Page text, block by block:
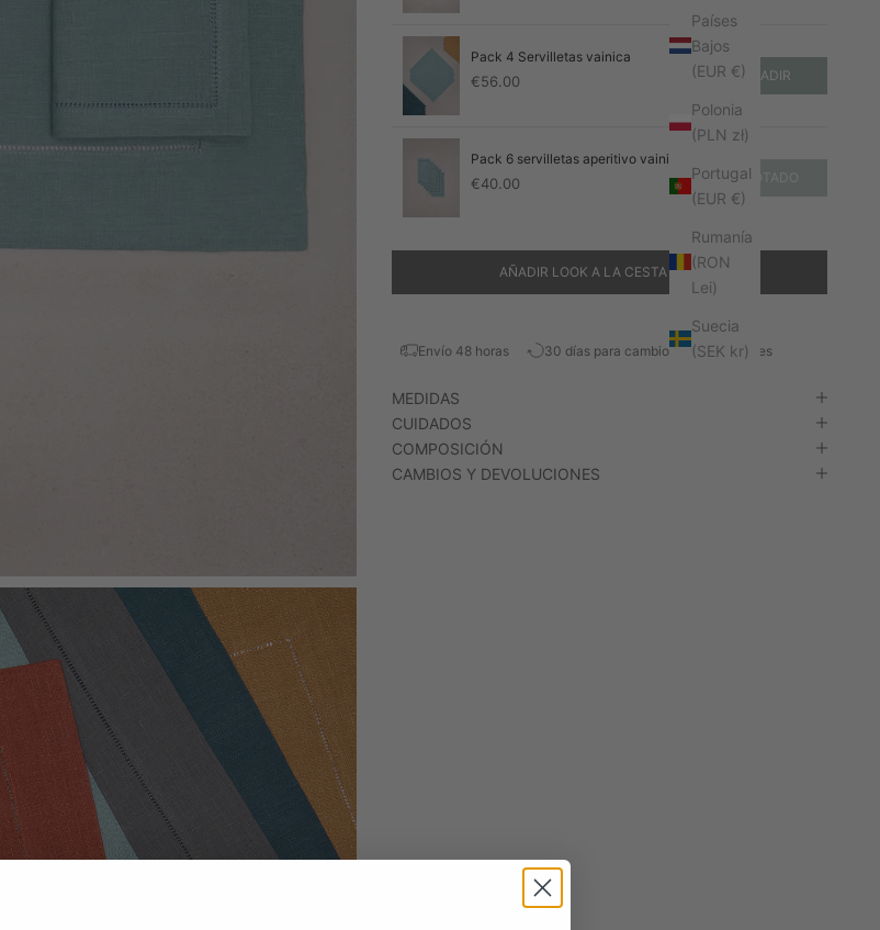
Países
Bajos
(EUR €)
Polonia
(PLN zł)
Portugal
(EUR €)
Rumanía
(RON
Lei)
Suecia
(SEK kr)
Pack 4 Servilletas vainica
€56.00 AÑADIR
Pack 6 servilletas aperitivo vainica
€40.00 AGOTADO
AÑADIR LOOK A LA CESTA -€0.00
Envío 48 horas 30 días para cambios y devoluciones
MEDIDAS
CUIDADOS
COMPOSICIÓN
CAMBIOS Y DEVOLUCIONES